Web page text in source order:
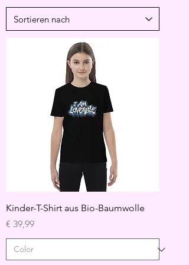
Kinder-T-Shirt aus Bio-Baumwolle
Preis
€ 39,99